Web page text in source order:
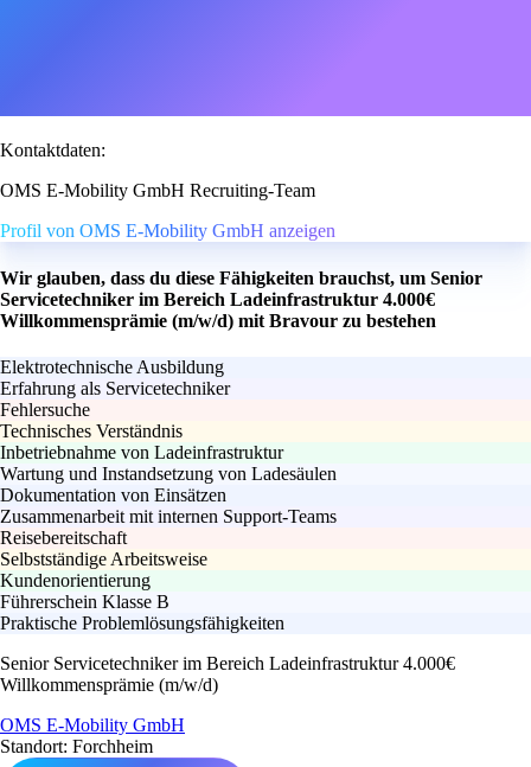
Kontaktdaten:
OMS E-Mobility GmbH Recruiting-Team
Profil von OMS E-Mobility GmbH anzeigen
Wir glauben, dass du diese Fähigkeiten brauchst, um Senior
Servicetechniker im Bereich Ladeinfrastruktur 4.000€
Willkommensprämie (m/w/d) mit Bravour zu bestehen
Elektrotechnische Ausbildung
Erfahrung als Servicetechniker
Fehlersuche
Technisches Verständnis
Inbetriebnahme von Ladeinfrastruktur
Wartung und Instandsetzung von Ladesäulen
Dokumentation von Einsätzen
Zusammenarbeit mit internen Support-Teams
Reisebereitschaft
Selbstständige Arbeitsweise
Kundenorientierung
Führerschein Klasse B
Praktische Problemlösungsfähigkeiten
Senior Servicetechniker im Bereich Ladeinfrastruktur 4.000€
Willkommensprämie (m/w/d)
OMS E-Mobility GmbH
Standort: Forchheim